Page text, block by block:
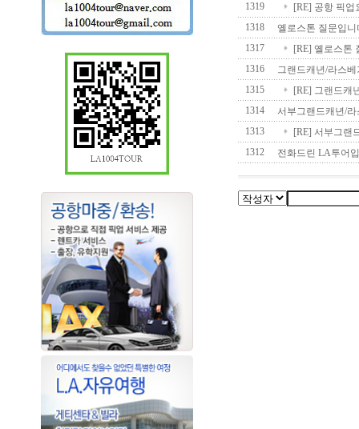
1319
[RE] 공항 픽
1318
옐로스톤 질문입
1317
[RE] 옐로스톤
1316
그랜드캐년/라스
1315
[RE] 그랜드캐
1314
서부그랜드캐년/
1313
[RE] 서부그랜
1312
전화드린 LA투어